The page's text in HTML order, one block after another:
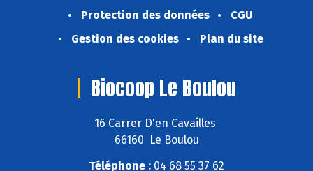
Protection des données
CGU
Gestion des cookies
Plan du site
Biocoop Le Boulou
16 Carrer D'en Cavailles
66160 Le Boulou
Téléphone : 04 68 55 37 62